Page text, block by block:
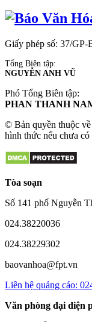
Giấy phép số: 37/
Tổng Biên tập:
NGUYỄN ANH VŨ
Phó Tổng Biên tập:
PHAN THANH
© Bản quyền thuộc
hình thức nếu chưa có
Tòa soạn
Số 141 phố Nguyễn
024.38220036
024.38229302
baovanhoa@fpt.vn
Liên hệ quảng cáo:
Văn phòng đại diện